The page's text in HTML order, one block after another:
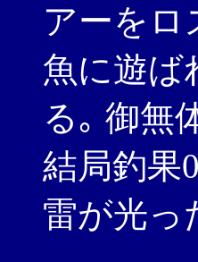
アーをロ
魚に遊ば
る｡ 御無
結局釣果
雷が光っ